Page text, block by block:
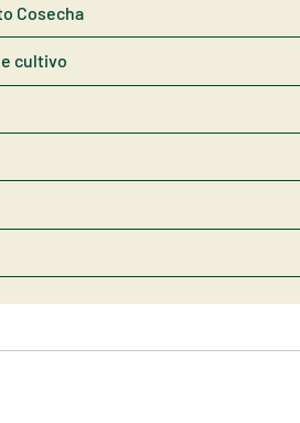
Cosecha
cultivo